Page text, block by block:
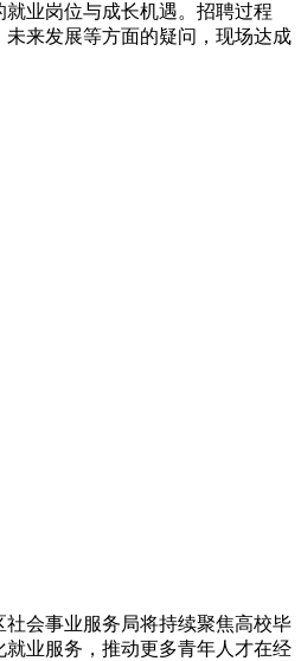
业岗位与成长机遇。招聘过程
来发展等方面的疑问，现场达成
会事业服务局将持续聚焦高校毕
业服务，推动更多青年人才在经